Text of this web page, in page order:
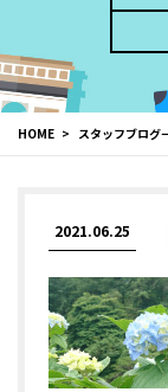
HOME スタッフブログ
2021.06.25